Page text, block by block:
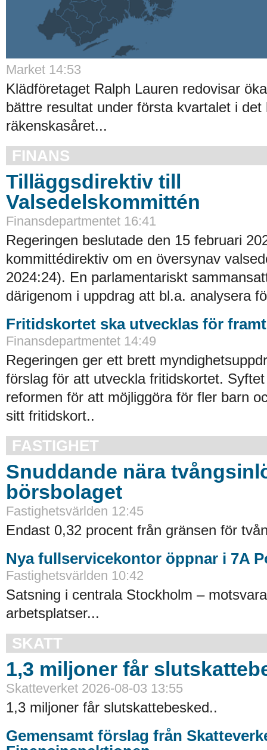
Market 14:53
Klädföretaget Ralph Lauren redovisar
bättre resultat under första kvartalet i det
räkenskasåret...
FINANS
Tilläggsdirektiv till
Valsedelskommittén
Finansdepartmentet 16:41
Regeringen beslutade den 15 februari
kommittédirektiv om en översynav
2024:24). En parlamentariskt
därigenom i uppdrag att bl.a. analysera
Fritidskortet ska utvecklas för
Finansdepartmentet 14:49
Regeringen ger ett brett
förslag för att utveckla fritidskortet.
reformen för att möjliggöra för fler barn
sitt fritidskort..
FASTIGHET
Snuddande nära
börsbolaget
Fastighetsvärlden 12:45
Endast 0,32 procent från gränsen för
Nya fullservicekontor öppnar i 7A
Fastighetsvärlden 10:42
Satsning i centrala Stockholm –
arbetsplatser...
SKATT
1,3 miljoner får
Skatteverket 2026-08-03 13:55
1,3 miljoner får slutskattebesked..
Gemensamt förslag från